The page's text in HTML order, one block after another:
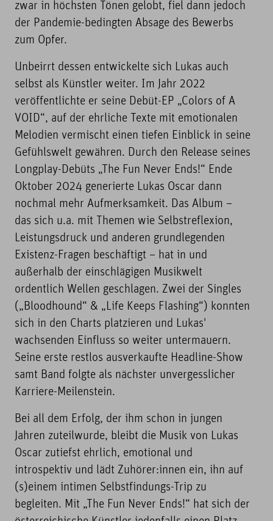
zwar in höchsten Tönen gelobt, fiel dann jedoch
der Pandemie-bedingten Absage des Bewerbs
zum Opfer.
Unbeirrt dessen entwickelte sich Lukas auch
selbst als Künstler weiter. Im Jahr 2022
veröffentlichte er seine Debüt-EP „Colors of A
VOID“, auf der ehrliche Texte mit emotionalen
Melodien vermischt einen tiefen Einblick in seine
Gefühlswelt gewähren. Durch den Release seines
Longplay-Debüts „The Fun Never Ends!“ Ende
Oktober 2024 generierte Lukas Oscar dann
nochmal mehr Aufmerksamkeit. Das Album –
das sich u.a. mit Themen wie Selbstreflexion,
Leistungsdruck und anderen grundlegenden
Existenz-Fragen beschäftigt – hat in und
außerhalb der einschlägigen Musikwelt
ordentlich Wellen geschlagen. Zwei der Singles
(„Bloodhound“ & „Life Keeps Flashing“) konnten
sich in den Charts platzieren und Lukas'
wachsenden Einfluss so weiter untermauern.
Seine erste restlos ausverkaufte Headline-Show
samt Band folgte als nächster unvergesslicher
Karriere-Meilenstein.
Bei all dem Erfolg, der ihm schon in jungen
Jahren zuteilwurde, bleibt die Musik von Lukas
Oscar zutiefst ehrlich, emotional und
introspektiv und lädt Zuhörer:innen ein, ihn auf
(s)einem intimen Selbstfindungs-Trip zu
begleiten. Mit „The Fun Never Ends!“ hat sich der